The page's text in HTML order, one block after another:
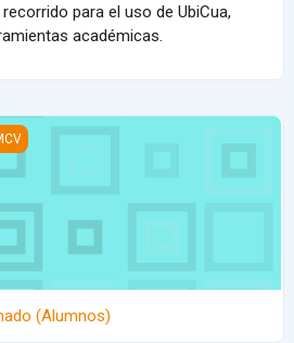
para el uso de UbiCua,
académicas.
(Alumnos)
(Alumnos)